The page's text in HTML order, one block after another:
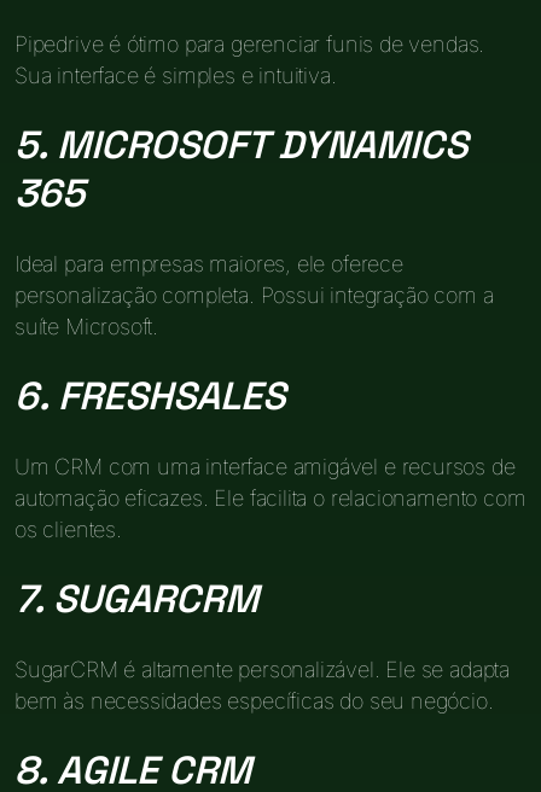
Pipedrive é ótimo para gerenciar funis de vendas.
Sua interface é simples e intuitiva.
5. MICROSOFT DYNAMICS
365
Ideal para empresas maiores, ele oferece
personalização completa. Possui integração com a
suíte Microsoft.
6. FRESHSALES
Um CRM com uma interface amigável e recursos de
automação eficazes. Ele facilita o relacionamento com
os clientes.
7. SUGARCRM
SugarCRM é altamente personalizável. Ele se adapta
bem às necessidades específicas do seu negócio.
8. AGILE CRM